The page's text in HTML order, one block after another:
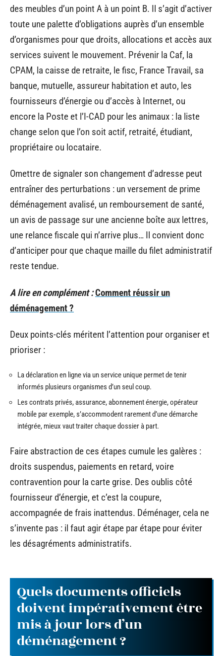
des meubles d’un point A à un point B. Il s’agit d’activer
toute une palette d’obligations auprès d’un ensemble
d’organismes pour que droits, allocations et accès aux
services suivent le mouvement. Prévenir la Caf, la
CPAM, la caisse de retraite, le fisc, France Travail, sa
banque, mutuelle, assureur habitation et auto, les
fournisseurs d’énergie ou d’accès à Internet, ou
encore la Poste et l’I-CAD pour les animaux : la liste
change selon que l’on soit actif, retraité, étudiant,
propriétaire ou locataire.
Omettre de signaler son changement d’adresse peut
entraîner des perturbations : un versement de prime
déménagement avalisé, un remboursement de santé,
un avis de passage sur une ancienne boîte aux lettres,
une relance fiscale qui n’arrive plus… Il convient donc
d’anticiper pour que chaque maille du filet administratif
reste tendue.
A lire en complément :Comment réussir un
déménagement ?
Deux points-clés méritent l’attention pour organiser et
prioriser :
La déclaration en ligne via un service unique permet de tenir
informés plusieurs organismes d’un seul coup.
Les contrats privés, assurance, abonnement énergie, opérateur
mobile par exemple, s’accommodent rarement d’une démarche
intégrée, mieux vaut traiter chaque dossier à part.
Faire abstraction de ces étapes cumule les galères :
droits suspendus, paiements en retard, voire
contravention pour la carte grise. Des oublis côté
fournisseur d’énergie, et c’est la coupure,
accompagnée de frais inattendus. Déménager, cela ne
s’invente pas : il faut agir étape par étape pour éviter
les désagréments administratifs.
Quels documents officiels
doivent impérativement être
mis à jour lors d’un
déménagement ?